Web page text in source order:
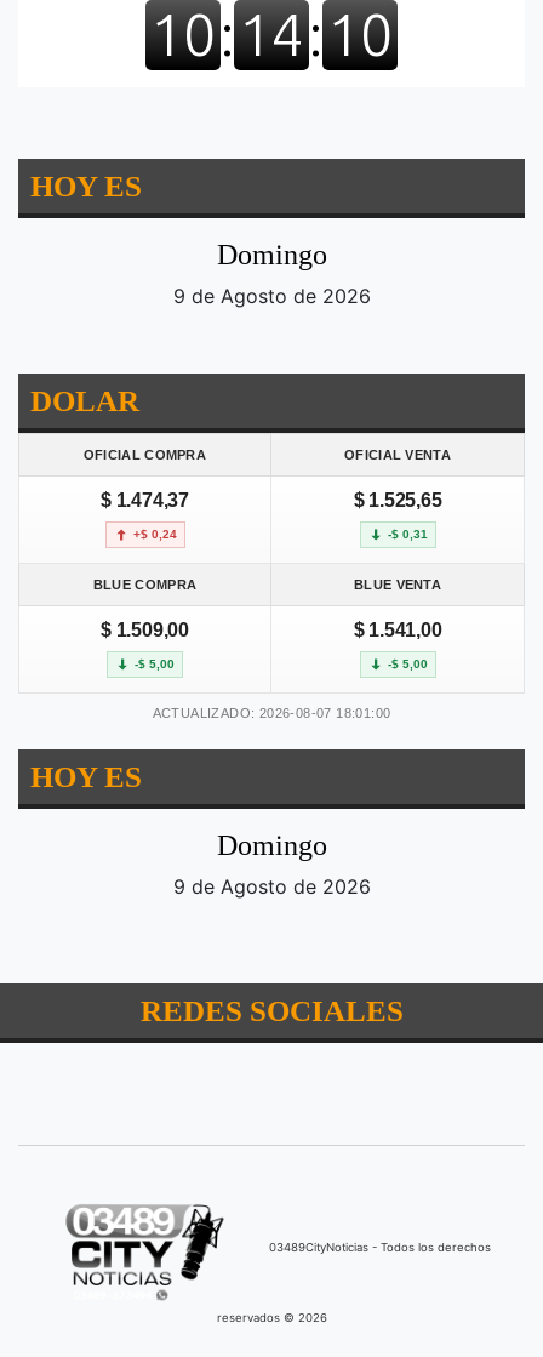
HOY ES
Domingo
9 de Agosto de 2026
DOLAR
OFICIAL COMPRA OFICIAL VENTA
$ 1.474,37
+$ 0,24
$ 1.525,65
-$ 0,31
BLUE COMPRA BLUE VENTA
$ 1.509,00
-$ 5,00
$ 1.541,00
-$ 5,00
ACTUALIZADO: 2026-08-07 18:01:00
HOY ES
Domingo
9 de Agosto de 2026
REDES SOCIALES
03489CityNoticias - Todos los derechos
reservados © 2026